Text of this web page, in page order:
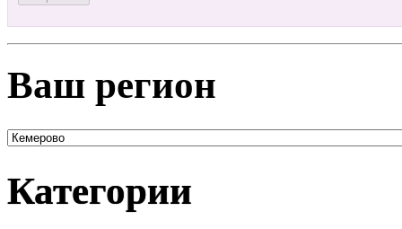
Ваш регион
Категории